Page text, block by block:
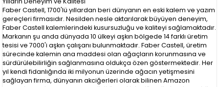
Faber Castell, 1700'lü yıllardan beri dünyanın en eski kalem ve yazım
gereçleri firmasıdır. Nesilden nesle aktarılarak büyüyen deneyim,
Faber Castell kalemlerindeki kusursuzluğu ve kaliteyi sağlamaktadır.
Markanın şu anda dünyada 10 ülkeyi aşkın bölgede 14 farklı üretim
tesisi ve 7000'i aşkın çalışanı bulunmaktadır. Faber Castell, üretim
sürecinde kalemin ana maddesi olan ağaçların korunmasına ve
sürdürülebilirliğin sağlanmasına oldukça özen göstermektedir. Her
yıl kendi fidanlığında iki milyonun üzerinde ağacın yetişmesini
sağlayan firma, dünyanın akciğerleri olarak bilinen Amazon